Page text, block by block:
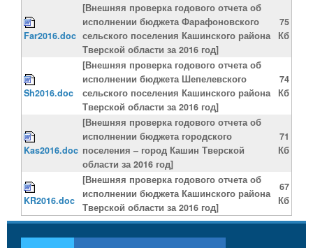
Far2016.doc
[Внешняя проверка годового отчета об
исполнении бюджета Фарафоновского
сельского поселения Кашинского района
Тверской области за 2016 год]
75
Кб
Sh2016.doc
[Внешняя проверка годового отчета об
исполнении бюджета Шепелевского
сельского поселения Кашинского района
Тверской области за 2016 год]
74
Кб
Kas2016.doc
[Внешняя проверка годового отчета об
исполнении бюджета городского
поселения – город Кашин Тверской
области за 2016 год]
71
Кб
KR2016.doc
[Внешняя проверка годового отчета об
исполнении бюджета Кашинского района
Тверской области за 2016 год]
67
Кб